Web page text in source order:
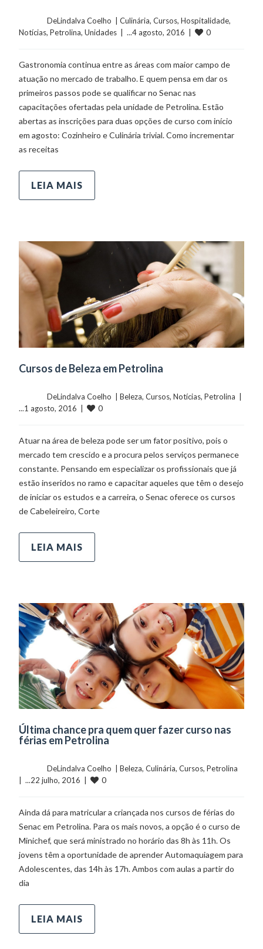
	    	DeLindalva Coelho  |
Culinária, Cursos, Hospitalidade
Notícias, Petrolina, Unidades
  |  ...4 agosto, 2016  |
0
Gastronomia continua entre as áreas com maior campo de
atuação no mercado de trabalho. E quem pensa em dar os
primeiros passos pode se qualificar no Senac nas
capacitações ofertadas pela unidade de Petrolina. Estão
abertas as inscrições para duas opções de curso com início
em agosto: Cozinheiro e Culinária trivial. Como incrementar
as receitas
LEIA MAIS
Cursos de Beleza em Petrolina
	    	DeLindalva Coelho  |
Beleza, Cursos, Notícias, Petrolina
...1 agosto, 2016  |
0
Atuar na área de beleza pode ser um fator positivo, pois o
mercado tem crescido e a procura pelos serviços permanece
constante. Pensando em especializar os profissionais que já
estão inseridos no ramo e capacitar aqueles que têm o desejo
de iniciar os estudos e a carreira, o Senac oferece os cursos
de Cabeleireiro, Corte
LEIA MAIS
Última chance pra quem quer fazer curso nas
férias em Petrolina
	    	DeLindalva Coelho  |
Beleza, Culinária, Cursos, Petrolina
|  ...22 julho, 2016  |
0
Ainda dá para matricular a criançada nos cursos de férias do
Senac em Petrolina. Para os mais novos, a opção é o curso de
Minichef, que será ministrado no horário das 8h às 11h. Os
jovens têm a oportunidade de aprender Automaquiagem para
Adolescentes, das 14h às 17h. Ambos com aulas a partir do
dia
LEIA MAIS